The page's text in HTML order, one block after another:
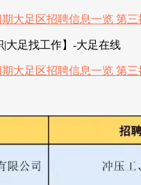
|大足找工作】-大足在线